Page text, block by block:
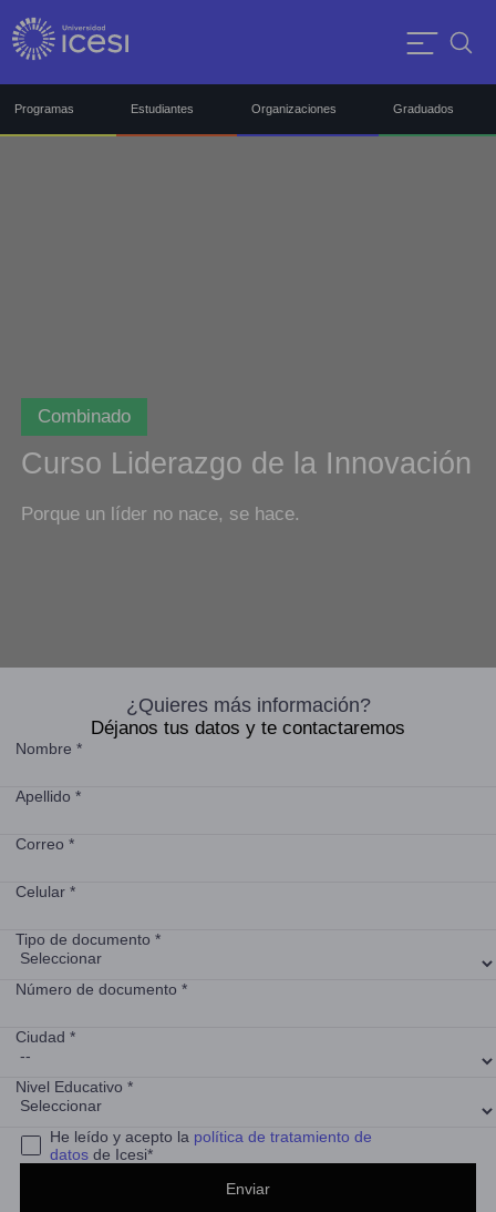
Programas Estudiantes Organizaciones Graduados
Combinado
Curso Liderazgo de la Innovación
Porque un líder no nace, se hace.
¿Quieres más información?
Déjanos tus datos y te contactaremos
Nombre *
Apellido *
Correo *
Celular *
Tipo de documento *
Número de documento *
Ciudad *
Nivel Educativo *
He leído y acepto la política de tratamiento de
datosde Icesi*